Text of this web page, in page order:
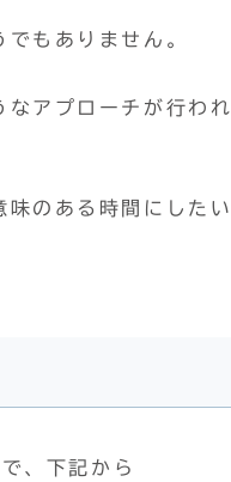
もありません。
なアプローチが行わ
味のある時間にした
、下記から